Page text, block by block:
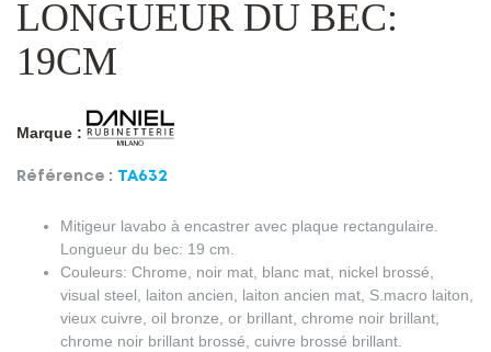
LONGUEUR DU BEC:
19CM
Marque :
Référence : TA632
Mitigeur lavabo à encastrer avec plaque rectangulaire.
Longueur du bec: 19 cm.
Couleurs: Chrome, noir mat, blanc mat, nickel brossé,
visual steel, laiton ancien, laiton ancien mat, S.macro laiton,
vieux cuivre, oil bronze, or brillant, chrome noir brillant,
chrome noir brillant brossé, cuivre brossé brillant.